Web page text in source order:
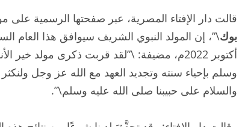
قالت دار الإفتاء المصرية، عبر صفحتها الرسمية على
بوك
أكتوبر 2022م، مضيفة: \”لقد قربت ذكرى مولد
وسلم بإحياء سنته وتجديد العهد مع الله عز وجل
والسلام على حبيبنا صلى الله عليه وسلم\”.